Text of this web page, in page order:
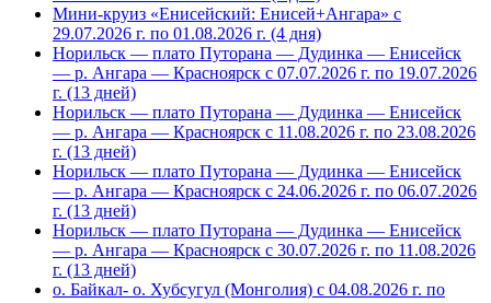
Мини-круиз «Енисейский: Енисей+Ангара» с
29.07.2026 г. по 01.08.2026 г. (4 дня)
Норильск — плато Путорана — Дудинка — Енисейск
— р. Ангара — Красноярск с 07.07.2026 г. по 19.07.2026
г. (13 дней)
Норильск — плато Путорана — Дудинка — Енисейск
— р. Ангара — Красноярск с 11.08.2026 г. по 23.08.2026
г. (13 дней)
Норильск — плато Путорана — Дудинка — Енисейск
— р. Ангара — Красноярск с 24.06.2026 г. по 06.07.2026
г. (13 дней)
Норильск — плато Путорана — Дудинка — Енисейск
— р. Ангара — Красноярск с 30.07.2026 г. по 11.08.2026
г. (13 дней)
о. Байкал- о. Хубсугул (Монголия) с 04.08.2026 г. по